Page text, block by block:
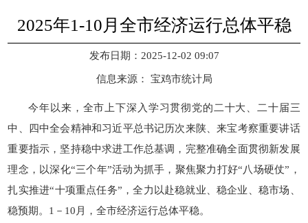
2025年1-10月全市经济运行总体平稳
发布日期：2025-12-02 09:07
信息来源： 宝鸡市统计局
今年以来，全市上下深入学习贯彻党的二十大、二十届三
中、四中全会精神和习近平总书记历次来陕、来宝考察重要讲话
重要指示，坚持稳中求进工作总基调，完整准确全面贯彻新发展
理念，以深化“三个年”活动为抓手，聚焦聚力打好“八场硬仗”，
扎实推进“十项重点任务”，全力以赴稳就业、稳企业、稳市场、
稳预期。1－10月，全市经济运行总体平稳。